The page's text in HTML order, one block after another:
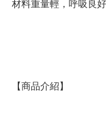
材料重量輕，呼吸良
【商品介紹】